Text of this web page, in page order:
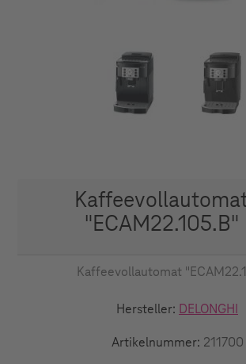
"ECAM22.105.B"
Kaffeevollautomat
Hersteller: DELONGHI
Artikelnummer: 211700